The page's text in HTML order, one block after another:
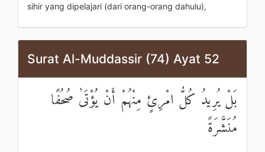
sihir yang dipelajari (dari orang-orang dahulu),
Surat Al-Muddassir (74) Ayat 52
بَلْ يُرِيدُ كُلُّ امْرِئٍ مِنْهُمْ أَنْ يُؤْتَىٰ صُحُفًا
مُنَشَّرَةً